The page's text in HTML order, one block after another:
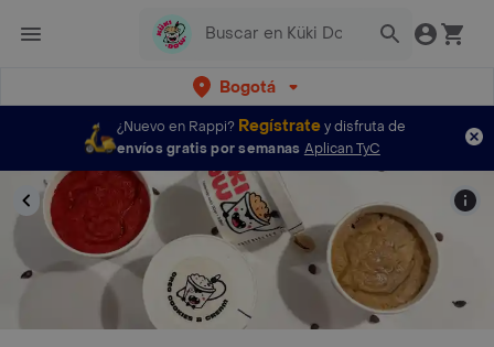
Bogotá
¿Nuevo en Rappi? Regístratey disfruta de
envíos gratis por semanas Aplican TyC